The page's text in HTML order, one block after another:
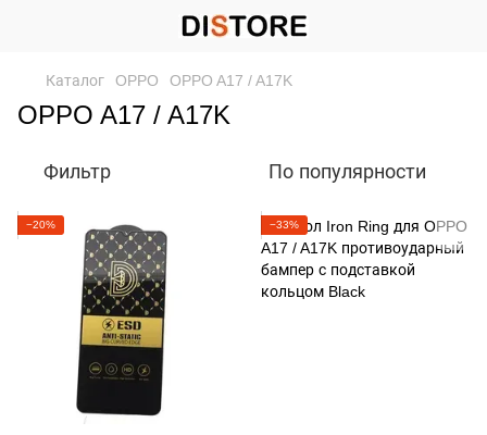
Каталог OPPO OPPO A17 / A17K
OPPO A17 / A17K
Фильтр По популярности
−20% −33%